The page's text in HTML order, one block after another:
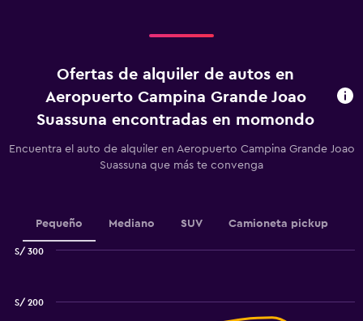
renta.
Range:
91
The
axis
displaying
values.
to
Ofertas de alquiler de autos en
Aeropuerto Campina Grande Joao
Suassuna encontradas en momondo
Encuentra el auto de alquiler en Aeropuerto Campina Grande Joao
Suassuna que más te convenga
Pequeño Mediano SUV Camioneta pickup
S/ 200
S/ 300